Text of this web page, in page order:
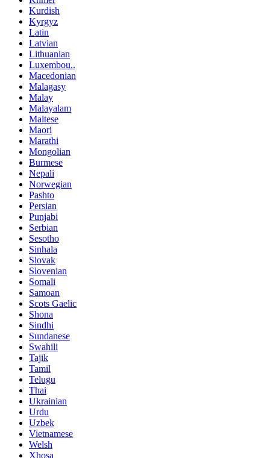
Kurdish
Kyrgyz
Latin
Latvian
Lithuanian
Luxembou..
Macedonian
Malagasy
Malay
Malayalam
Maltese
Maori
Marathi
Mongolian
Burmese
Nepali
Norwegian
Pashto
Persian
Punjabi
Serbian
Sesotho
Sinhala
Slovak
Slovenian
Somali
Samoan
Scots Gaelic
Shona
Sindhi
Sundanese
Swahili
Tajik
Tamil
Telugu
Thai
Ukrainian
Urdu
Uzbek
Vietnamese
Welsh
Xhosa